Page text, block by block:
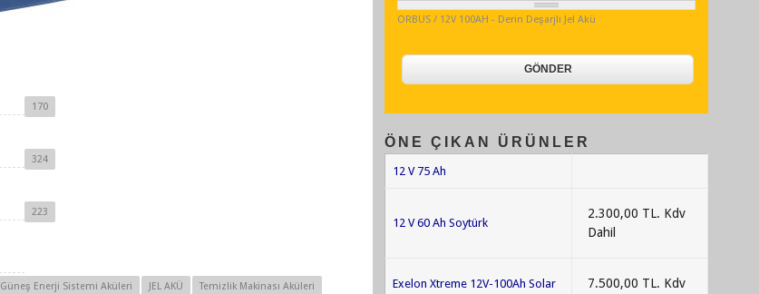
170
324
223
Güneş Enerji Sistemi Aküleri JEL AKÜ Temizlik Makinası Aküleri
ORBUS / 12V 100AH - Derin Deşarjlı Jel Akü
ÖNE ÇIKAN ÜRÜNLER
12 V 75 Ah
12 V 60 Ah Soytürk
2.300,00 TL. Kdv
Dahil
Exelon Xtreme 12V-100Ah Solar
7.500,00 TL. Kdv